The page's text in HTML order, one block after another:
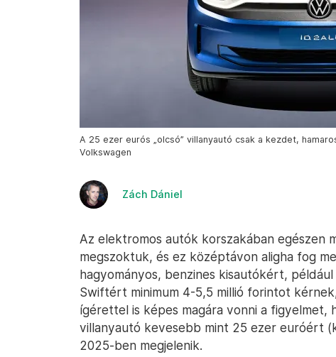
A 25 ezer eurós „olcsó” villanyautó csak a kezdet,
Volkswagen
Zách Dániel
Az elektromos autók korszakában egészen
megszoktuk, és ez középtávon aligha fog
hagyományos, benzines kisautókért,
Swiftért minimum 4-5,5 millió forintot
ígérettel is képes magára vonni a
villanyautó kevesebb mint 25 ezer euróért
2025-ben megjelenik.